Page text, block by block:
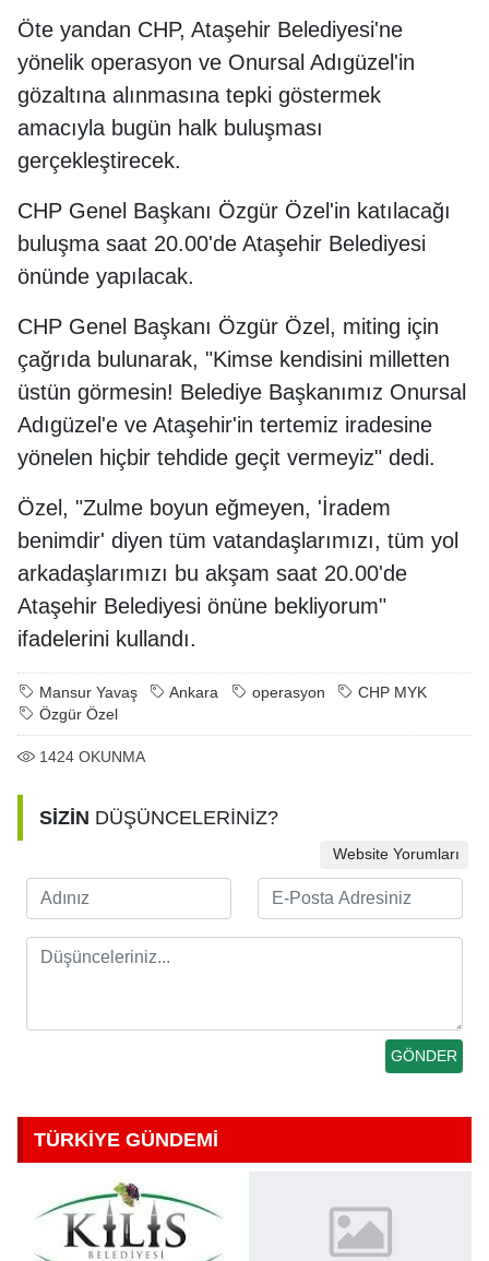
Öte yandan CHP, Ataşehir Belediyesi'ne
yönelik operasyon ve Onursal Adıgüzel'in
gözaltına alınmasına tepki göstermek
amacıyla bugün halk buluşması
gerçekleştirecek.
CHP Genel Başkanı Özgür Özel'in katılacağı
buluşma saat 20.00'de Ataşehir Belediyesi
önünde yapılacak.
CHP Genel Başkanı Özgür Özel, miting için
çağrıda bulunarak, "Kimse kendisini milletten
üstün görmesin! Belediye Başkanımız Onursal
Adıgüzel'e ve Ataşehir'in tertemiz iradesine
yönelen hiçbir tehdide geçit vermeyiz" dedi.
Özel, "Zulme boyun eğmeyen, 'İradem
benimdir' diyen tüm vatandaşlarımızı, tüm yol
arkadaşlarımızı bu akşam saat 20.00'de
Ataşehir Belediyesi önüne bekliyorum"
ifadelerini kullandı.
Mansur Yavaş Ankara operasyon
CHP MYK
Özgür Özel
1424 OKUNMA
SİZİN DÜŞÜNCELERİNİZ?
Website Yorumları
TÜRKİYE GÜNDEMİ